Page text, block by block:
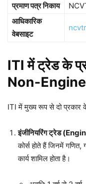
प्रमाण पत्र निकाय
आधिकारिक
वेबसाइट
ITI में ट्रेड के
Non-
ITI में मुख्य रूप से दो प्रकार
इंजीनियरिंग ट्रेड
कोर्स होते हैं जिनमें गणित,
कार्य शामिल होता है।